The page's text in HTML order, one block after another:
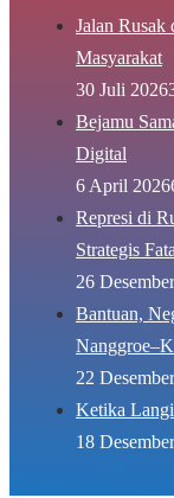
Jalan Rusak
Masyarakat
30 Juli 2026
Bejamu
Digital
6 April 2026
Represi di
Strategis
26
Bantuan,
22
Ketika
18